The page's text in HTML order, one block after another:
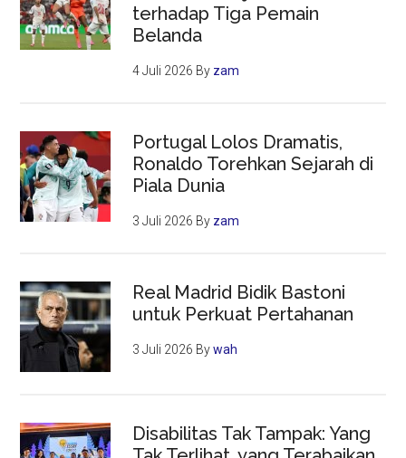
terhadap Tiga Pemain
Belanda
4 Juli 2026 By zam
Portugal Lolos Dramatis,
Ronaldo Torehkan Sejarah di
Piala Dunia
3 Juli 2026 By zam
Real Madrid Bidik Bastoni
untuk Perkuat Pertahanan
3 Juli 2026 Bywah
Disabilitas Tak Tampak: Yang